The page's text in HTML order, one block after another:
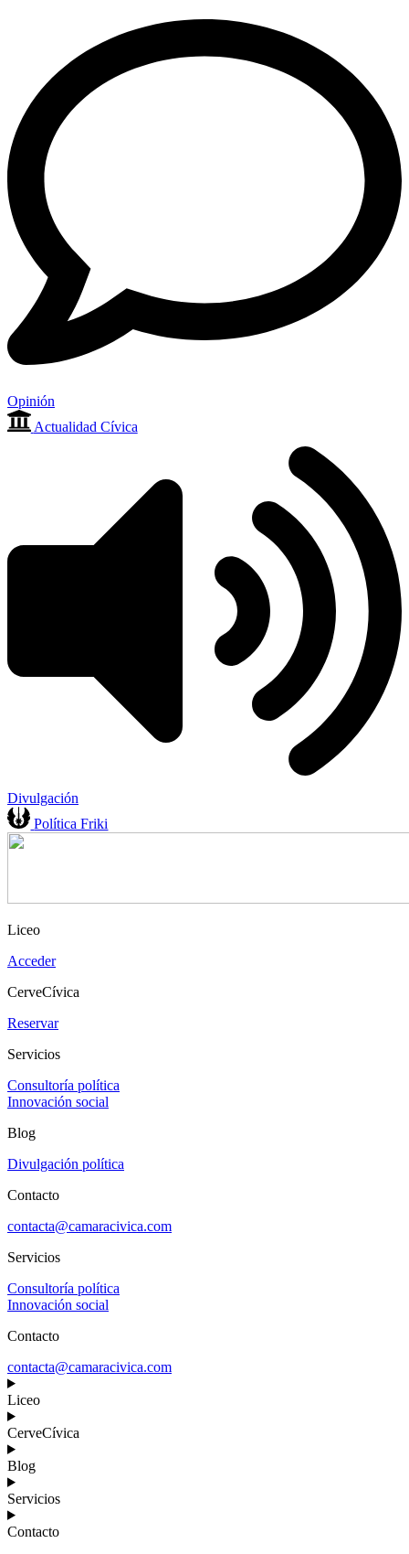
Opinión
Actualidad Cívica
Divulgación
Política Friki
Liceo
Acceder
CerveCívica
Reservar
Servicios
Consultoría política
Innovación social
Blog
Divulgación política
Contacto
contacta@camaracivica.com
Servicios
Consultoría política
Innovación social
Contacto
contacta@camaracivica.com
Liceo
CerveCívica
Blog
Servicios
Contacto